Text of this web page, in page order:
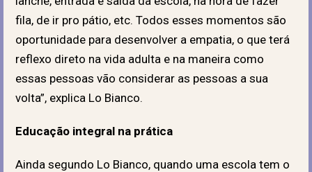
fila, de ir pro pátio, etc. Todos esses momentos são
oportunidade para desenvolver a empatia, o que terá
reflexo direto na vida adulta e na maneira como
essas pessoas vão considerar as pessoas a sua
volta”, explica Lo Bianco.
Educação integral na prática
Ainda segundo Lo Bianco, quando uma escola tem o